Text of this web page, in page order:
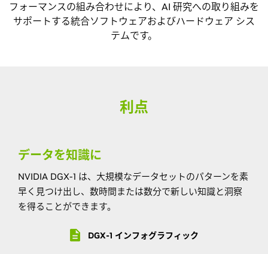
フォーマンスの組み合わせにより、AI 研究への取り組みを
サポートする統合ソフトウェアおよびハードウェア シス
テムです。
利点
データを知識に
NVIDIA DGX-1 は、大規模なデータセットのパターンを素
早く見つけ出し、数時間または数分で新しい知識と洞察
を得ることができます。
DGX-1 インフォグラフィック